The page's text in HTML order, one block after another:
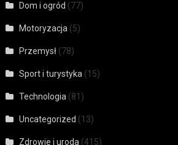
Dom i ogród (77)
Motoryzacja (5)
Przemysł (78)
Sport i turystyka (15)
Technologia (81)
Uncategorized (13)
Zdrowie i uroda (415)